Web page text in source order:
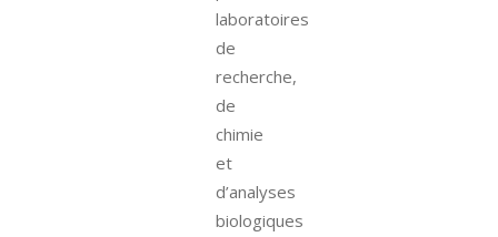
laboratoires
de
recherche,
de
chimie
et
d’analyses
biologiques